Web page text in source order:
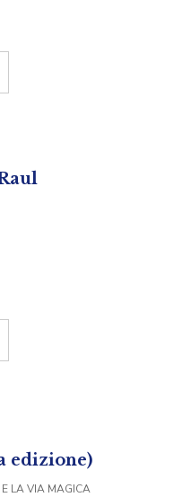
edizione)
E LA VIA MAGICA